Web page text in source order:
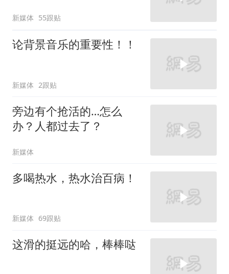
新媒体 55跟贴
论背景音乐的重要性！！
新媒体 2跟贴
旁边有个抢活的…怎么
办？人都过去了？
新媒体
多喝热水，热水治百病！
新媒体 69跟贴
这滑的挺远的哈，棒棒哒